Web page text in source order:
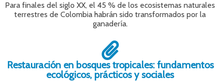
Para finales del siglo XX, el 45 % de los ecosistemas naturales
terrestres de Colombia habrán sido transformados por la
ganadería.
Restauración en bosques tropicales: fundamentos
ecológicos, prácticos y sociales